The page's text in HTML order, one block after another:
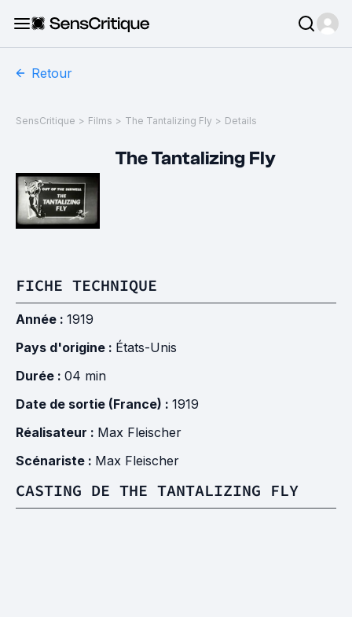
Retour
SensCritique > Films > The Tantalizing Fly > Details
The Tantalizing Fly
FICHE TECHNIQUE
Année : 1919
Pays d'origine : États-Unis
Durée : 04 min
Date de sortie (France) : 1919
Réalisateur : Max Fleischer
Scénariste : Max Fleischer
CASTING DE THE TANTALIZING FLY